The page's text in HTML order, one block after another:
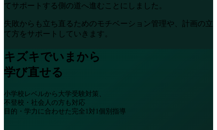
てサポートする側の道へ進むことにしました。
失敗からも立ち直るためのモチベーション管理や、計画の立
て方をサポートしていきます。
キズキでいまから
学び直せる
小学校レベルから大学受験対策、
不登校・社会人の方も対応
目的・学力に合わせた完全1対1個別指導